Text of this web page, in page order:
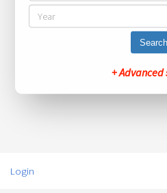
Search
+ Advanced
Login